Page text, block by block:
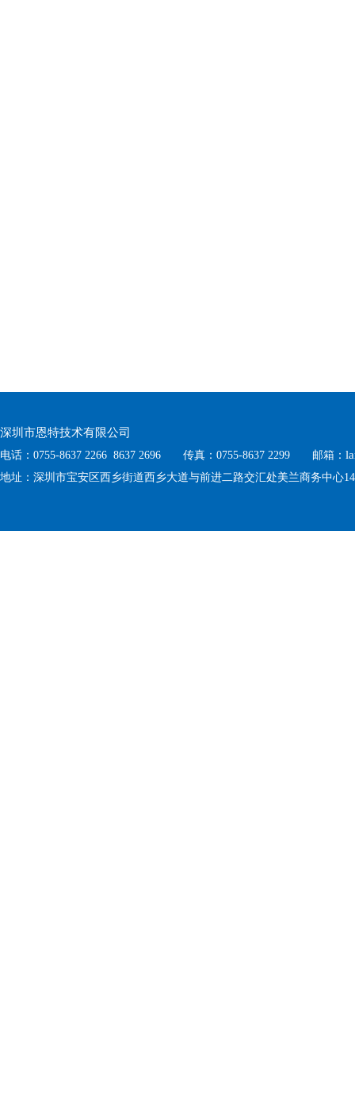
深圳市恩特技术有限公司
电话：0755-8637 2266 8637 2696 传真：0755-8637 2299 邮箱：
地址：深圳市宝安区西乡街道西乡大道与前进二路交汇处美兰商务中心